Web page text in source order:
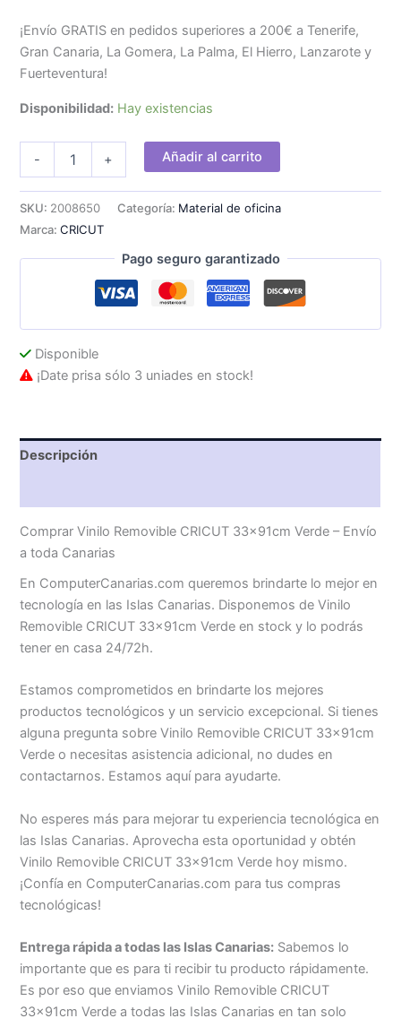
¡Envío GRATIS en pedidos superiores a 200€ a Tenerife,
Gran Canaria, La Gomera, La Palma, El Hierro, Lanzarote y
Fuerteventura!
Disponibilidad: Hay existencias
-
Removible
33x91cm
cantidad
+ Añadir al carrito
SKU: 2008650 Categoría: Material de oficina
Marca:CRICUT
Pago seguro garantizado
Disponible
¡Date prisa sólo 3 uniades en stock!
Descripción
Comprar Vinilo Removible CRICUT 33x91cm Verde – Envío
a toda Canarias
En ComputerCanarias.com queremos brindarte lo mejor en
tecnología en las Islas Canarias. Disponemos de Vinilo
Removible CRICUT 33x91cm Verde en stock y lo podrás
tener en casa 24/72h.
Estamos comprometidos en brindarte los mejores
productos tecnológicos y un servicio excepcional. Si tienes
alguna pregunta sobre Vinilo Removible CRICUT 33x91cm
Verde o necesitas asistencia adicional, no dudes en
contactarnos. Estamos aquí para ayudarte.
No esperes más para mejorar tu experiencia tecnológica en
las Islas Canarias. Aprovecha esta oportunidad y obtén
Vinilo Removible CRICUT 33x91cm Verde hoy mismo.
¡Confía en ComputerCanarias.com para tus compras
tecnológicas!
Entrega rápida a todas las Islas Canarias: Sabemos lo
importante que es para ti recibir tu producto rápidamente.
Es por eso que enviamos Vinilo Removible CRICUT
33x91cm Verde a todas las Islas Canarias en tan solo